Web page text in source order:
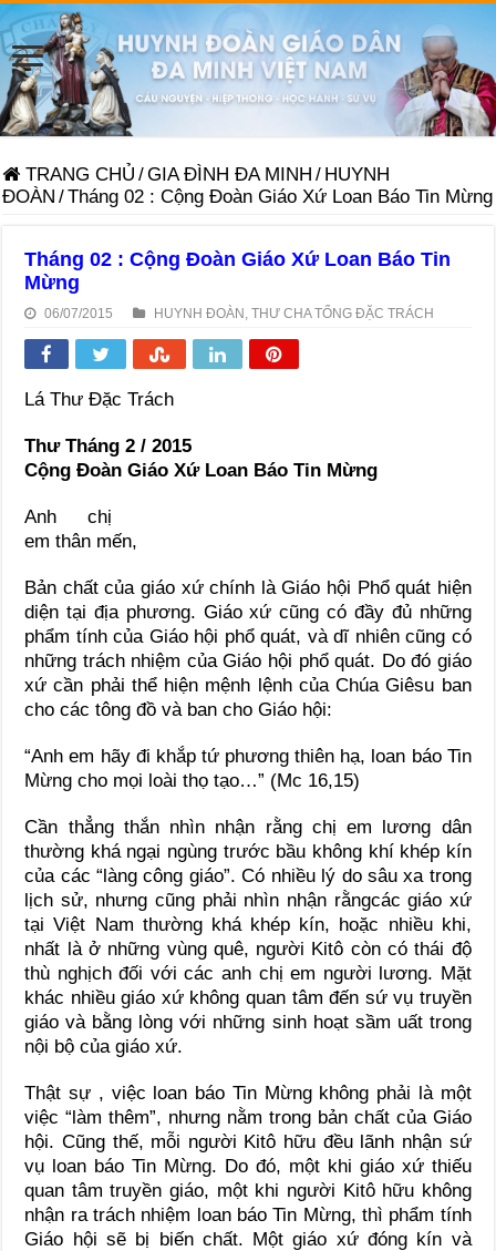
TRANG CHỦ /GIA ĐÌNH ĐA MINH / HUYNH
ĐOÀN /Tháng 02 : Cộng Đoàn Giáo Xứ Loan Báo Tin Mừng
Tháng 02 : Cộng Đoàn Giáo Xứ Loan Báo Tin
Mừng
06/07/2015 HUYNH ĐOÀN ,THƯ CHA TỔNG ĐẶC TRÁCH
Lá Thư Đặc Trách
Thư Tháng 2 / 2015
Cộng Đoàn Giáo Xứ Loan Báo Tin Mừng
Anh chị
em thân mến,
Bản chất của giáo xứ chính là Giáo hội Phổ quát hiện
diện tại địa phương. Giáo xứ cũng có đầy đủ những
phẩm tính của Giáo hội phổ quát, và dĩ nhiên cũng có
những trách nhiệm của Giáo hội phổ quát. Do đó giáo
xứ cần phải thể hiện mệnh lệnh của Chúa Giêsu ban
cho các tông đồ và ban cho Giáo hội:
“Anh em hãy đi khắp tứ phương thiên hạ, loan báo Tin
Mừng cho mọi loài thọ tạo…” (Mc 16,15)
Cần thẳng thắn nhìn nhận rằng chị em lương dân
thường khá ngại ngùng trước bầu không khí khép kín
của các “làng công giáo”. Có nhiều lý do sâu xa trong
lịch sử, nhưng cũng phải nhìn nhận rằngcác giáo xứ
tại Việt Nam thường khá khép kín, hoặc nhiều khi,
nhất là ở những vùng quê, người Kitô còn có thái độ
thù nghịch đối với các anh chị em người lương. Mặt
khác nhiều giáo xứ không quan tâm đến sứ vụ truyền
giáo và bằng lòng với những sinh hoạt sầm uất trong
nội bộ của giáo xứ.
Thật sự , việc loan báo Tin Mừng không phải là một
việc “làm thêm”, nhưng nằm trong bản chất của Giáo
hội. Cũng thế, mỗi người Kitô hữu đều lãnh nhận sứ
vụ loan báo Tin Mừng. Do đó, một khi giáo xứ thiếu
quan tâm truyền giáo, một khi người Kitô hữu không
nhận ra trách nhiệm loan báo Tin Mừng, thì phẩm tính
Giáo hội sẽ bị biến chất. Một giáo xứ đóng kín và